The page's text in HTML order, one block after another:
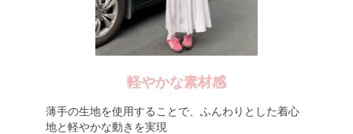
軽やかな素材感
薄手の生地を使用することで、ふんわりとした着心
地と軽やかな動きを実現